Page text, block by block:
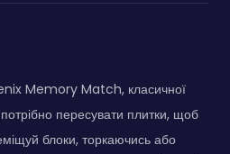
Memory Match, класичної
пересувати плитки, щоб
блоки, торкаючись або